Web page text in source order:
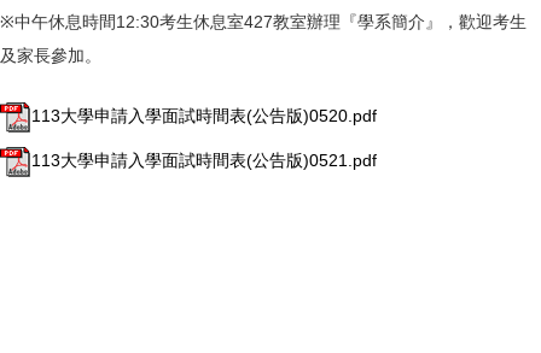
※中午休息時間12:30考生休息室427教室辦理『學系簡介』，歡迎考生
及家長參加。
113大學申請入學面試時間表(公告版)0520.pdf
113大學申請入學面試時間表(公告版)0521.pdf